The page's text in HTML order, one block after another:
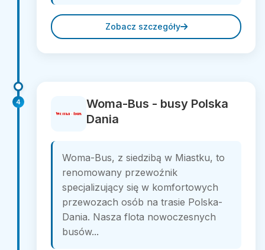
Zobacz szczegóły
4
Woma-Bus - busy Polska
Dania
Woma-Bus, z siedzibą w Miastku, to
renomowany przewoźnik
specjalizujący się w komfortowych
przewozach osób na trasie Polska-
Dania. Nasza flota nowoczesnych
busów...